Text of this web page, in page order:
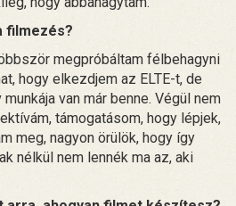
filmezés?
megpróbáltam félbehagyni
hogy elkezdjem az ELTE-t, de
van már benne. Végül nem
támogatásom, hogy lépjek,
meg, nagyon örülök, hogy így
nélkül nem lennék ma az, aki